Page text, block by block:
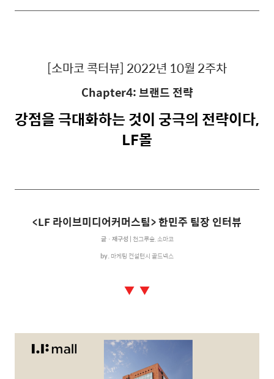
[소마코 콕터뷰] 2022년 10월 2주차
Chapter4: 브랜드 전략
강점을 극대화하는 것이 궁극의 전략이다,
LF몰
<LF라이브미디어커머스팀>한민주 팀장 인터뷰
글ㆍ재구성 | 천그루숲, 소마코
by.마케팅 컨설턴시골드넥스
▼ ▼